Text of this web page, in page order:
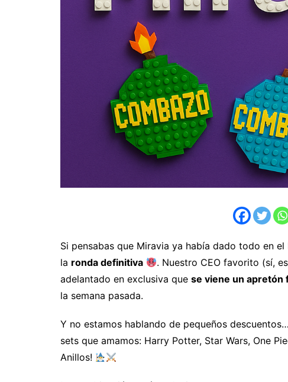
Si pensabas que Miravia ya había dado todo en
la ronda definitiva . Nuestro CEO favorito (sí,
adelantado en exclusiva que se viene un apretón
la semana pasada.
Y no estamos hablando de pequeños
sets que amamos: Harry Potter, Star Wars, One
Anillos!